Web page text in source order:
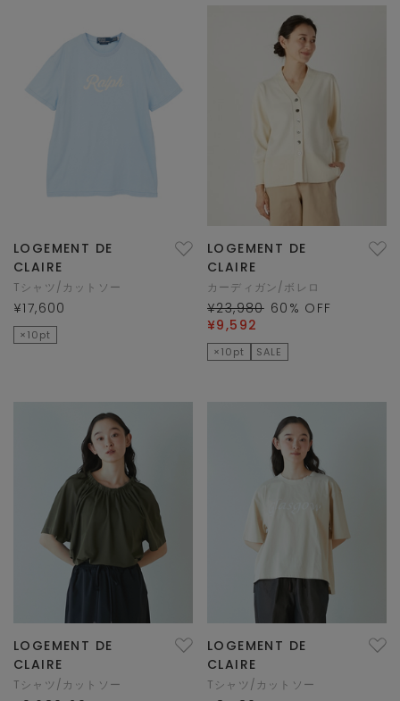
LOGEMENT DE
CLAIRE
Tシャツ/カットソー
¥17,600
×10pt
LOGEMENT DE
CLAIRE
カーディガン/ボレロ
¥23,980 60 % OFF
¥9,592
×10pt SALE
LOGEMENT DE
CLAIRE
Tシャツ/カットソー
LOGEMENT DE
CLAIRE
Tシャツ/カットソー